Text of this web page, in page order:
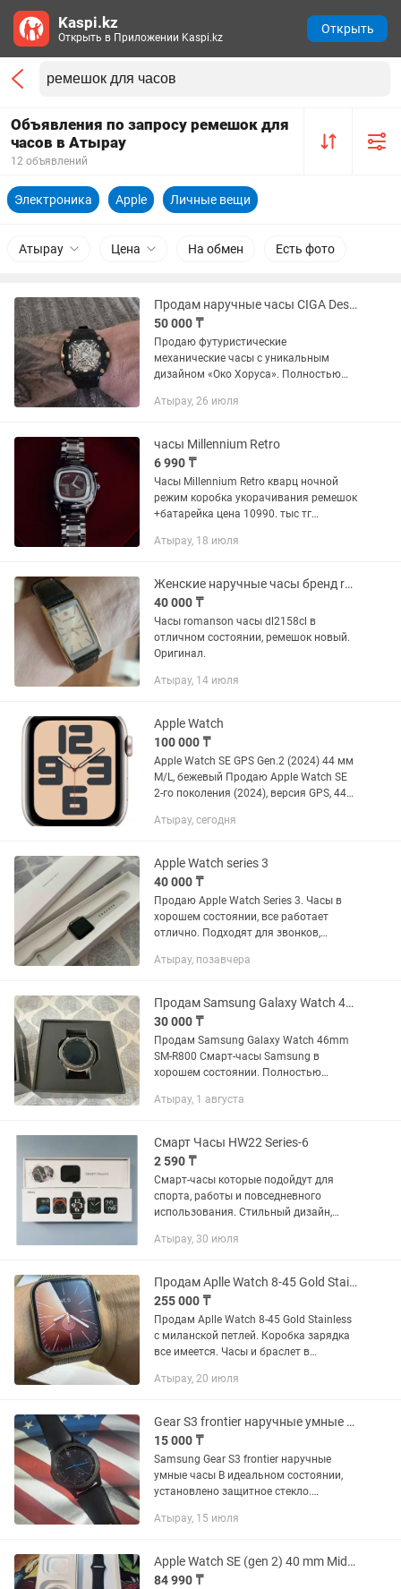
Объявления по запросу ремешок для
часов в Атырау
12 объявлений
Электроника Apple Личные вещи
Атырау Цена На обмен Есть фото
Продам наручные часы CIGA Design Series X Eye of Horus
50 000 ₸
Продаю футуристические
механические часы с уникальным
дизайном «Око Хоруса». Полностью
наблюдать за работой
Состояние: Отличное /...
Атырау, 26 июля
часы Millennium Retro
6 990 ₸
Часы Millennium Retro кварц ночной
режим коробка укорачивания ремешок
+батарейка цена 10990. тыс тг
Атырау, 18 июля
Женские наручные часы бренд romanson dl2158cl
40 000 ₸
Часы romanson часы dl2158cl в
отличном состоянии, ремешок новый.
Оригинал.
Атырау, 14 июля
Apple Watch
100 000 ₸
Apple Watch SE GPS Gen.2 (2024) 44 мм
M/L, бежевый Продаю Apple Watch SE
2-го поколения (2024), версия GPS, 44
в отличном состоянии, полностью
Атырау, сегодня
Apple Watch series 3
40 000 ₸
Продаю Apple Watch Series 3. Часы в
хорошем состоянии, все работает
отлично. Подходят для звонков,
повседневного использования.
ремешок и...
Атырау, позавчера
Продам Samsung Galaxy Watch 46mm
30 000 ₸
Продам Samsung Galaxy Watch 46mm
SM-R800 Смарт-часы Samsung в
хорошем состоянии. Полностью
обычного использования на корпусе.
Атырау, 1 августа
Смарт Часы HW22 Series-6
2 590 ₸
Смарт-часы которые подойдут для
спорта, работы и повседневного
использования. Стильный дизайн,
функции по доступной цене. Смарт-
Атырау, 30 июля
Продам Aplle Watch 8-45 Gold Stainless с миланской петлей.
255 000 ₸
Продам Aplle Watch 8-45 Gold Stainless
с миланской петлей. Коробка зарядка
все имеется. Часы и браслет в
Варианты обмена нет. Дополнительно
Атырау, 20 июля
Gear S3 frontier наручные умные часы Samsung
15 000 ₸
Samsung Gear S3 frontier наручные
умные часы В идеальном состоянии,
установлено защитное стекло.
ремешок удлинненный Не звонит
Атырау, 15 июля
Apple Watch SE (gen 2) 40 mm Midnight
84 990 ₸
Kaspi.kz
Открыть в Приложении Kaspi.kz
Открыть